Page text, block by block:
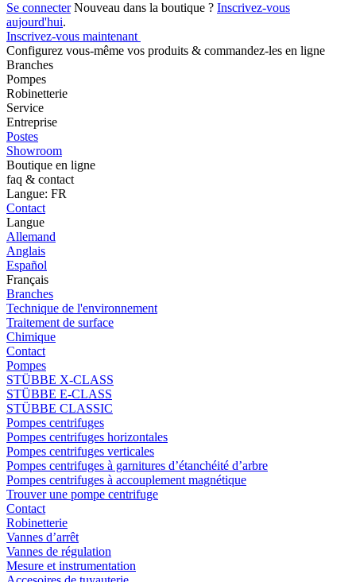
Se connecter Nouveau dans la boutique ? Inscrivez-vous
aujourd'hui.
Inscrivez-vous maintenant
Configurez vous-même vos produits & commandez-les en ligne
Branches
Pompes
Robinetterie
Service
Entreprise
Postes
Showroom
Boutique en ligne
faq & contact
Langue: FR
Contact
Langue
Allemand
Anglais
Español
Français
Branches
Technique de l'environnement
Traitement de surface
Chimique
Contact
Pompes
STÜBBE X-CLASS
STÜBBE E-CLASS
STÜBBE CLASSIC
Pompes centrifuges
Pompes centrifuges horizontales
Pompes centrifuges verticales
Pompes centrifuges à garnitures d’étanchéité d’arbre
Pompes centrifuges à accouplement magnétique
Trouver une pompe centrifuge
Contact
Robinetterie
Vannes d’arrêt
Vannes de régulation
Mesure et instrumentation